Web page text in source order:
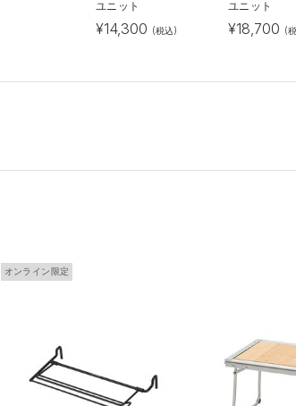
ユニット
¥14,300 (税込)
ユニット
¥18,700 (
オンライン限定